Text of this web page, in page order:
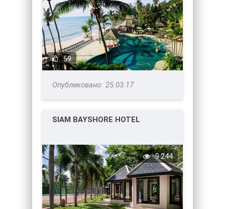
59
25.03.17
SIAM BAYSHORE HOTEL
9 244